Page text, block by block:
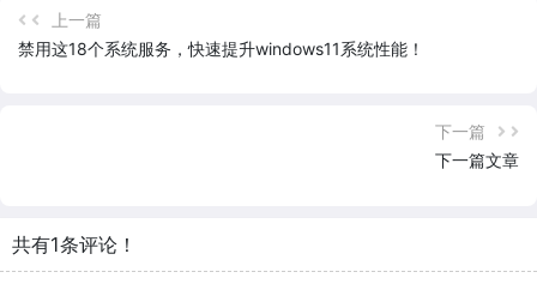
上一篇
禁用这18个系统服务，快速提升windows11系统性能！
下一篇
下一篇文章
共有1条评论！